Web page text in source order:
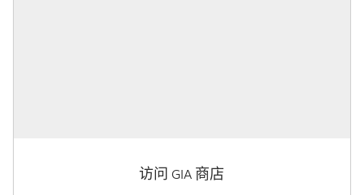
访问 GIA 商店